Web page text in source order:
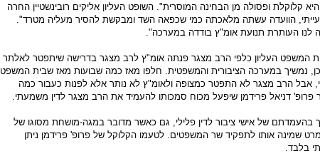
קלוקלת ופסולה מן הבחינה המוסרית". השופט העליון אליקים רובינשטיין החרה
הוועדה עשתה מלאכתה כמי שכפאה השד ומבקשת להסיר מעליה מטרד".
לנו העותרת תנועת אומ"ץ בודדה במערכה".
המשפט העליון כלפי הרב מצגר פנתה אומ"ץ לרב מצגר בדרישה שיתפטר לאלתר
נמשיך במערכה הציבורית והמשפטית. חלפו מאז כמה שבועות מאז שבית המשפט
אבל הרב מצגר לא התפטר כמצופה ולאומ"ץ לא נותר אלא לפנות כעבור כמה
דניאל פרידמן שיפעל מכוח סמכותו להעמיד את הרב מצגר לדין משמעתי.
בהעמדתם של אישי ציבור לדין פלילי, גם כאשר מדובר במגה-מושחת מסוגו של
שמינה אותו לתפקיד שר המשפטים. לטעמו הקלוקל של פרופ' פרידמן ניתן
בלבד.